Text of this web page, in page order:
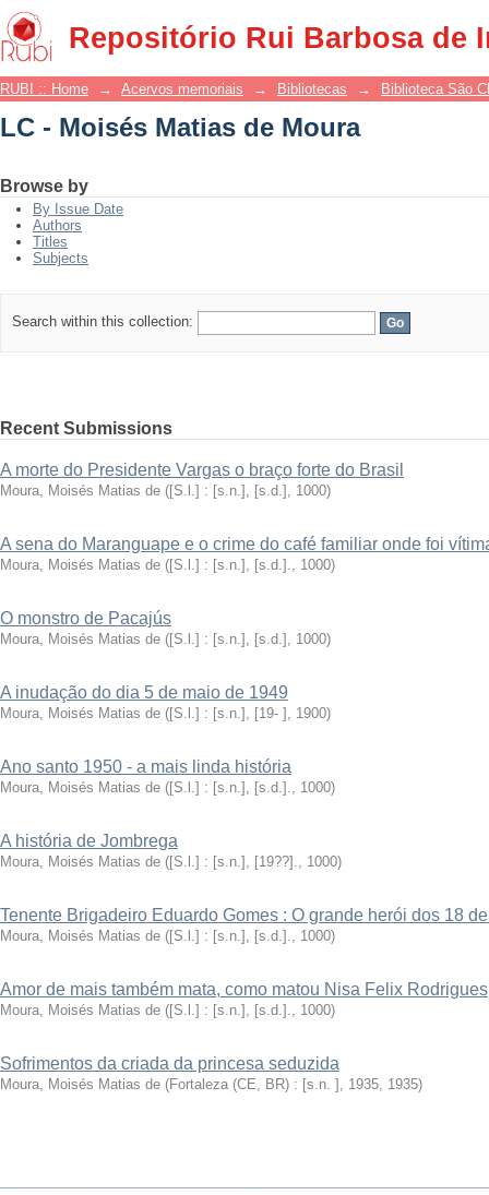
Repositório Rui Barbosa de
LC - Moisés Matias de Moura
RUBI :: Home → Acervos memoriais → Bibliotecas → Biblioteca São
LC - Moisés Matias de Moura
Browse by
By Issue Date
Authors
Titles
Subjects
Search within this collection:
Recent Submissions
A morte do Presidente Vargas o braço forte do Brasil
Moura, Moisés Matias de ([S.l.] : [s.n.], [s.d.] , 1000)
A sena do Maranguape e o crime do café familiar onde foi
Moura, Moisés Matias de ([S.l.] : [s.n.], [s.d.]., 1000)
O monstro de Pacajús
Moura, Moisés Matias de ([S.l.] : [s.n.], [s.d.] , 1000)
A inudação do dia 5 de maio de 1949
Moura, Moisés Matias de ([S.l.] : [s.n.], [19- ] , 1900)
Ano santo 1950 - a mais linda história
Moura, Moisés Matias de ([S.l.] : [s.n.], [s.d.]., 1000)
A história de Jombrega
Moura, Moisés Matias de ([S.l.] : [s.n.], [19??]., 1000)
Tenente Brigadeiro Eduardo Gomes : O grande herói dos 18
Moura, Moisés Matias de ([S.l.] : [s.n.], [s.d.]., 1000)
Amor de mais também mata, como matou Nisa Felix Rodrigues
Moura, Moisés Matias de ([S.l.] : [s.n.], [s.d.]., 1000)
Sofrimentos da criada da princesa seduzida
Moura, Moisés Matias de (Fortaleza (CE, BR) : [s.n. ], 1935, 1935)